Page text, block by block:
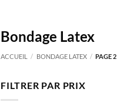
Bondage Latex
ACCUEIL / BONDAGE LATEX / PAGE 2
FILTRER PAR PRIX